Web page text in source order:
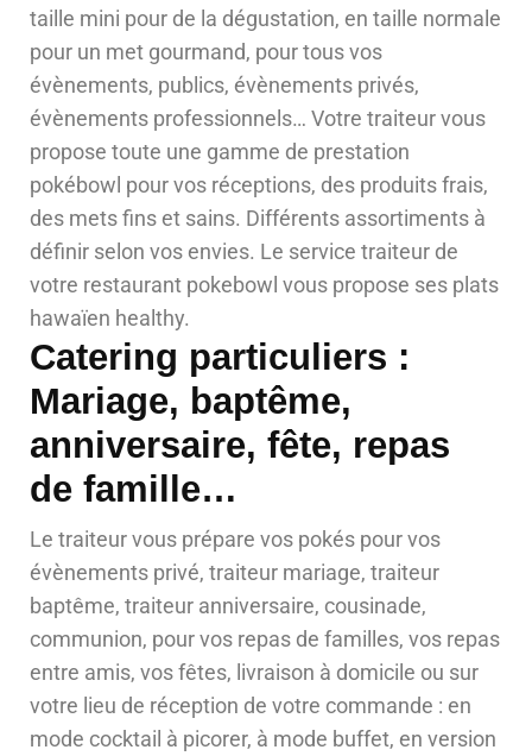
taille mini pour de la dégustation, en taille normale
pour un met gourmand, pour tous vos
évènements, publics, évènements privés,
évènements professionnels… Votre traiteur vous
propose toute une gamme de prestation
pokébowl pour vos réceptions, des produits frais,
des mets fins et sains. Différents assortiments à
définir selon vos envies. Le service traiteur de
votre restaurant pokebowl vous propose ses plats
hawaïen healthy.
Catering particuliers :
Mariage, baptême,
anniversaire, fête, repas
de famille…
Le traiteur vous prépare vos pokés pour vos
évènements privé, traiteur mariage, traiteur
baptême, traiteur anniversaire, cousinade,
communion, pour vos repas de familles, vos repas
entre amis, vos fêtes, livraison à domicile ou sur
votre lieu de réception de votre commande : en
mode cocktail à picorer, à mode buffet, en version